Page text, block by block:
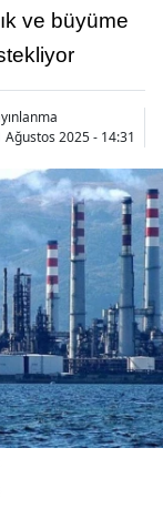
ve büyüme
Ağustos 2025 - 14:31